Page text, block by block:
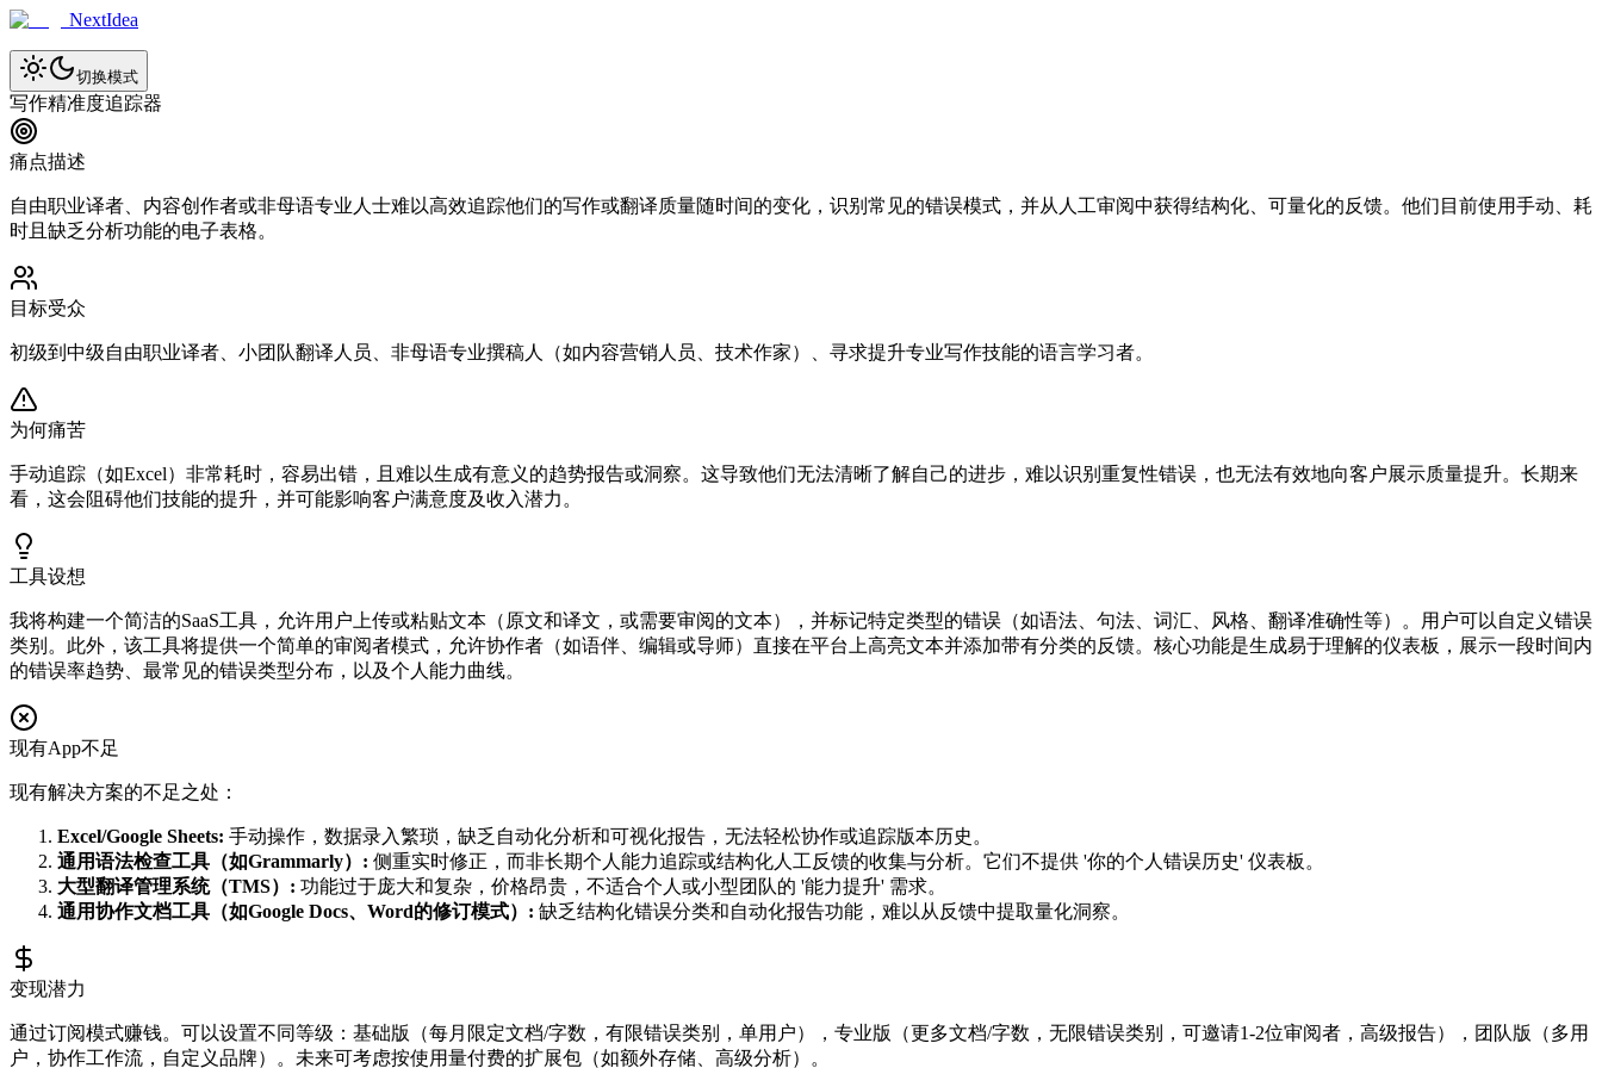
NextIdea
切换模式
写作精准度追踪器
痛点描述
自由职业译者、内容创作者或非母语专业人士难以高效追踪他们的写作或翻译质量随时间的变化，识别常见的错误模式，并从人工审阅中获得结构化、可量化的反馈。他们目前使用手动、耗
时且缺乏分析功能的电子表格。
目标受众
初级到中级自由职业译者、小团队翻译人员、非母语专业撰稿人（如内容营销人员、技术作家）、寻求提升专业写作技能的语言学习者。
为何痛苦
手动追踪（如Excel）非常耗时，容易出错，且难以生成有意义的趋势报告或洞察。这导致他们无法清晰了解自己的进步，难以识别重复性错误，也无法有效地向客户展示质量提升。长期来
看，这会阻碍他们技能的提升，并可能影响客户满意度及收入潜力。
工具设想
我将构建一个简洁的SaaS工具，允许用户上传或粘贴文本（原文和译文，或需要审阅的文本），并标记特定类型的错误（如语法、句法、词汇、风格、翻译准确性等）。用户可以自定义错误
类别。此外，该工具将提供一个简单的审阅者模式，允许协作者（如语伴、编辑或导师）直接在平台上高亮文本并添加带有分类的反馈。核心功能是生成易于理解的仪表板，展示一段时间内
的错误率趋势、最常见的错误类型分布，以及个人能力曲线。
现有App不足
现有解决方案的不足之处：
Excel/Google Sheets: 手动操作，数据录入繁琐，缺乏自动化分析和可视化报告，无法轻松协作或追踪版本历史。
通用语法检查工具（如Grammarly）: 侧重实时修正，而非长期个人能力追踪或结构化人工反馈的收集与分析。它们不提供 '你的个人错误历史' 仪表板。
大型翻译管理系统（TMS）: 功能过于庞大和复杂，价格昂贵，不适合个人或小型团队的 '能力提升' 需求。
通用协作文档工具（如Google Docs、Word的修订模式）: 缺乏结构化错误分类和自动化报告功能，难以从反馈中提取量化洞察。
变现潜力
通过订阅模式赚钱。可以设置不同等级：基础版（每月限定文档/字数，有限错误类别，单用户），专业版（更多文档/字数，无限错误类别，可邀请1-2位审阅者，高级报告），团队版（多用
户，协作工作流，自定义品牌）。未来可考虑按使用量付费的扩展包（如额外存储、高级分析）。